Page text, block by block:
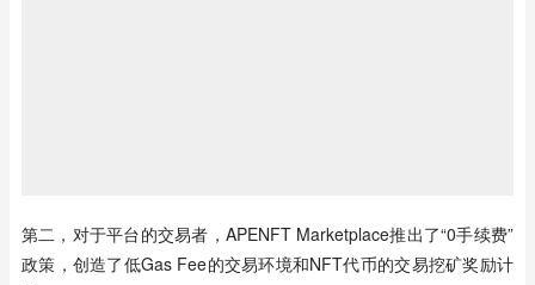
第二，对于平台的交易者，APENFT Marketplace推出了“0手续费”
政策，创造了低Gas Fee的交易环境和NFT代币的交易挖矿奖励计